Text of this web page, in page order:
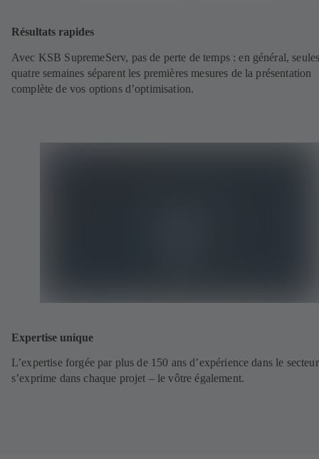
Résultats rapides
Avec KSB SupremeServ, pas de perte de temps : en général,
quatre semaines séparent les premières mesures de la présentation
complète de vos options d’optimisation.
Expertise unique
L’expertise forgée par plus de 150 ans d’expérience dans le secteur
s’exprime dans chaque projet – le vôtre également.